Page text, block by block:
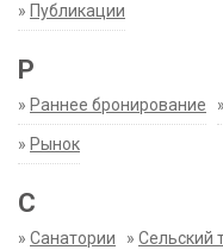
» Публикации
Р
» Раннее бронирование »
» Рынок
С
» Санатории » Сельский